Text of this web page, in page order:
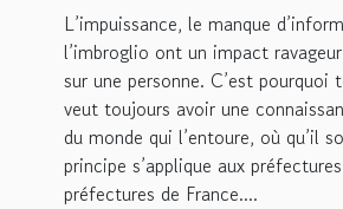
L’impuissance, le manque
l’imbroglio ont un impact
sur une personne. C’est pourquoi
veut toujours avoir une
du monde qui l’entoure, où qu’il
principe s’applique aux
préfectures de France....